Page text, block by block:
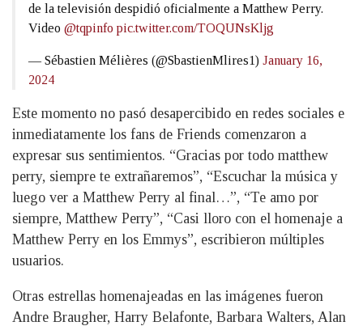
de la televisión despidió oficialmente a Matthew Perry.
Video @tqpinfo pic.twitter.com/TOQUNsKljg
— Sébastien Mélières (@SbastienMlires1) January 16,
2024
Este momento no pasó desapercibido en redes sociales e
inmediatamente los fans de Friends comenzaron a
expresar sus sentimientos. “Gracias por todo matthew
perry, siempre te extrañaremos”, “Escuchar la música y
luego ver a Matthew Perry al final…”, “Te amo por
siempre, Matthew Perry”, “Casi lloro con el homenaje a
Matthew Perry en los Emmys”, escribieron múltiples
usuarios.
Otras estrellas homenajeadas en las imágenes fueron
Andre Braugher, Harry Belafonte, Barbara Walters, Alan